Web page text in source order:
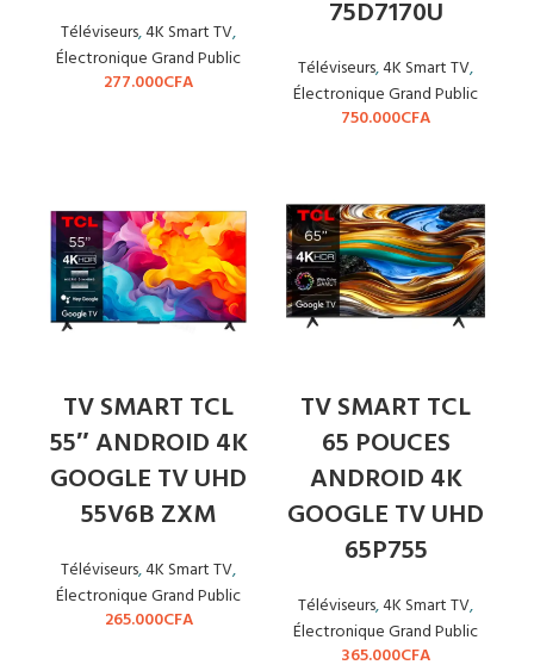
Téléviseurs,4K Smart TV,
Électronique Grand Public
277.000CFA
75D7170U
Téléviseurs,4K Smart TV,
Électronique Grand Public
750.000CFA
TV SMART TCL
55″ ANDROID 4K
GOOGLE TV UHD
55V6B ZXM
Téléviseurs,4K Smart TV,
Électronique Grand Public
265.000CFA
TV SMART TCL
65 POUCES
ANDROID 4K
GOOGLE TV UHD
65P755
Téléviseurs,4K Smart TV,
Électronique Grand Public
365.000CFA